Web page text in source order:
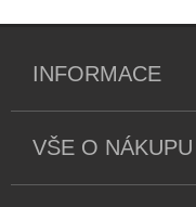
INFORMACE
VŠE O NÁKUPU